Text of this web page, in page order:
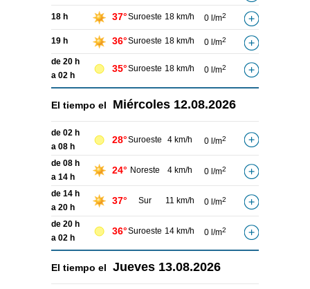
18 h 37°Suroeste 18 km/h 0 l/m2
19 h 36°Suroeste 18 km/h 0 l/m2
de 20 h
a 02 h
35°Suroeste 18 km/h 0 l/m2
El tiempo el Miércoles 12.08.2026
de 02 h
a 08 h
28°Suroeste 4 km/h 0 l/m2
de 08 h
a 14 h
24° Noreste 4 km/h 0 l/m2
de 14 h
a 20 h
37° Sur 11 km/h 0 l/m2
de 20 h
a 02 h
36°Suroeste 14 km/h 0 l/m2
El tiempo el Jueves 13.08.2026